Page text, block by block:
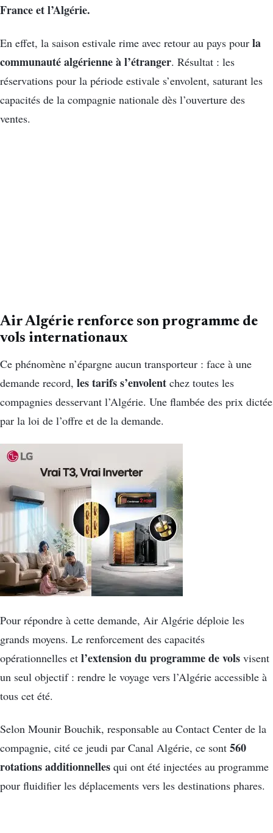
France et l’Algérie.
En effet, la saison estivale rime avec retour au pays pour la
communauté algérienne à l’étranger. Résultat : les
réservations pour la période estivale s’envolent, saturant les
capacités de la compagnie nationale dès l’ouverture des
ventes.
Air Algérie renforce son programme de
vols internationaux
Ce phénomène n’épargne aucun transporteur : face à une
demande record, les tarifs s’envolent chez toutes les
compagnies desservant l’Algérie. Une flambée des prix dictée
par la loi de l’offre et de la demande.
Pour répondre à cette demande, Air Algérie déploie les
grands moyens. Le renforcement des capacités
opérationnelles et l’extension du programme de vols visent
un seul objectif : rendre le voyage vers l’Algérie accessible à
tous cet été.
Selon Mounir Bouchik, responsable au Contact Center de la
compagnie, cité ce jeudi par Canal Algérie, ce sont 560
rotations additionnelles qui ont été injectées au programme
pour fluidifier les déplacements vers les destinations phares.